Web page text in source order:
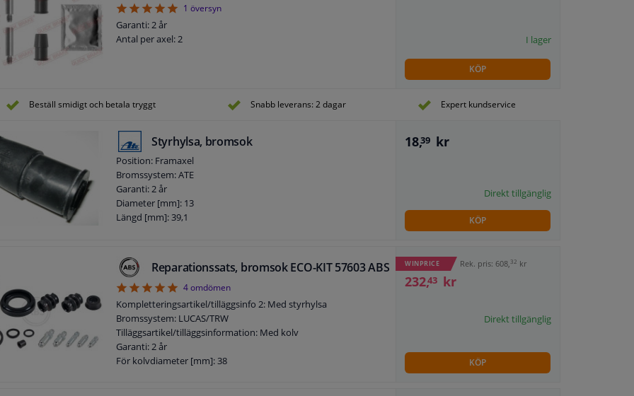
51 översyn
Garanti: 2 år
Antal per axel: 2
I lager
KÖP
Beställ smidigt och betala tryggt Snabb leverans: 2 dagar Expert kundservice
Styrhylsa, bromsok
Position: Framaxel
Bromssystem: ATE
Garanti: 2 år
Diameter [mm]: 13
Längd [mm]: 39,1
18,39 kr
Direkt tillgänglig
KÖP
Reparationssats, bromsok ECO-KIT 57603 ABS
54omdömen
Kompletteringsartikel/tilläggsinfo 2: Med styrhylsa
Bromssystem: LUCAS/TRW
Tilläggsartikel/tilläggsinformation: Med kolv
Garanti: 2 år
För kolvdiameter [mm]: 38
WINPRICE Rek. pris: 608,32 kr
232,43 kr
Direkt tillgänglig
KÖP